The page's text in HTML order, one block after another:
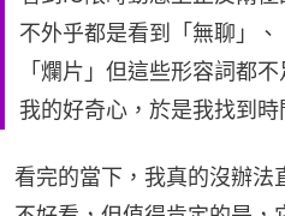
不外乎都是看到「無聊」
「爛片」但這些形容詞都
我的好奇心，於是我找到時
看完的當下，我真的沒辦法